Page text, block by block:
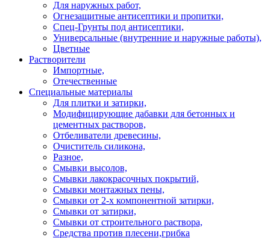
Для наружных работ,
Огнезащитные антисептики и пропитки,
Спец-Грунты под антисептики,
Универсальные (внутренние и наружные работы),
Цветные
Растворители
Импортные,
Отечественные
Специальные материалы
Для плитки и затирки,
Модифицирующие дабавки для бетонных и
цементных растворов,
Отбеливатели древесины,
Очиститель силикона,
Разное,
Смывки высолов,
Смывки лакокрасочных покрытий,
Смывки монтажных пены,
Смывки от 2-х компонентной затирки,
Смывки от затирки,
Смывки от строительного раствора,
Средства против плесени,грибка